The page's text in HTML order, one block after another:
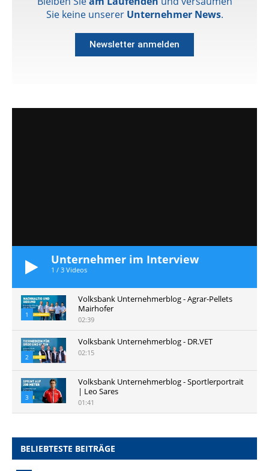
Sie keine unserer Unternehmer News.
Newsletter anmelden
Unternehmer im Interview
1 / 3 Videos
1
Volksbank Unternehmerblog - Agrar-Pellets
Mairhofer
02:39
2
Volksbank Unternehmerblog - DR.VET
02:15
3
Volksbank Unternehmerblog - Sportlerportrait
| Leo Sares
01:41
BELIEBTESTE BEITRÄGE